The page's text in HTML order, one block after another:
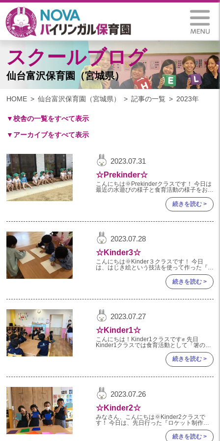
スクールブログ
仙台富沢保育園（宮城県）
HOME 仙台富沢保育園（宮城県） 記事の一覧 2023年
▼校舎の一覧をすべて表示
札幌保育園（北海道）
仙台富沢保育園（宮城県）
印西東の原保育園(千葉県)
つくば西平塚保育園(茨城県)
加美中新田保育園(宮城県)
▼アーカイブをすべて表示
2025年 03月(1)
2024
2024年 10月(22)
2024年 07月(22)
2024年 06月(20)
2024年 05月(21)
2024年 02月(18)
2024年 01月(19)
2023
2023年 12月(19)
2023年 09月(19)
2023年 08月(22)
2023年 07月(20)
2023.07.31
☆Prekinder☆
こんにちは🌞Prekinderクラスです！ 今日は
最近の水遊びの様子と食育活動の様子をお伝
ってお約束ごとを確認します！お話を聞くの
続きを読む >
2023.07.28
☆Kinder3☆
こんにちは🌞Kinder３クラスです！ 今日
は、はじき絵という技法を使って作った『お
ばけ👻』の壁面制作の様子をご紹介します！
続きを読む >
2023.07.27
☆Kinder1☆
こんにちは！Kinder1クラスです✊ 先日
Kinder1クラスでは食育活動として「箸の持
活動の様子をご紹介します🌼 はじめに
続きを読む >
2023.07.26
☆Kinder2☆
みなさん、こんにちは🌞Kinder2クラスで
す！ 今日は、先日行った『ロケット制作
🚀』の様子をお知らせします📢 七夕を通し
て、星座や星について知った子どもたち！
続きを読む >